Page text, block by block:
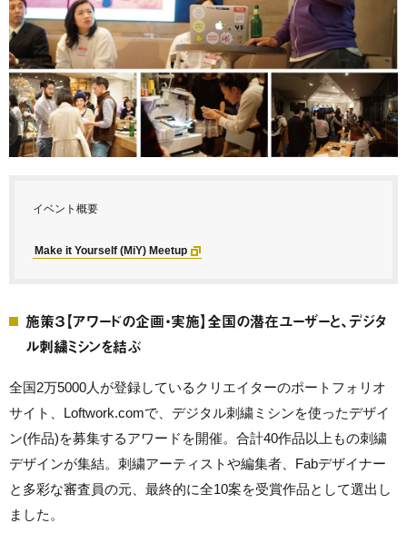
イベント概要
Make it Yourself (MiY) Meetup
施策３【アワードの企画・実施】全国の潜在ユーザーと、デジタ
ル刺繍ミシンを結ぶ
全国2万5000人が登録しているクリエイターのポートフォリオ
サイト、Loftwork.comで、デジタル刺繍ミシンを使ったデザイ
ン(作品)を募集するアワードを開催。合計40作品以上もの刺繍
デザインが集結。刺繍アーティストや編集者、Fabデザイナー
と多彩な審査員の元、最終的に全10案を受賞作品として選出し
ました。